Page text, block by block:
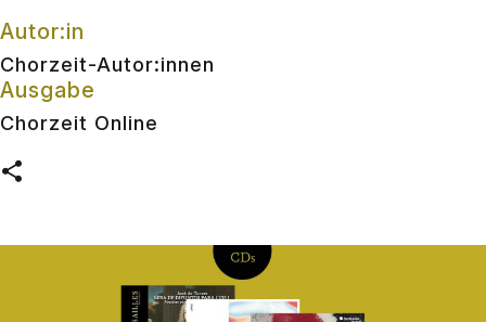
Autor:in
Chorzeit-Autor:innen
Ausgabe
Chorzeit Online